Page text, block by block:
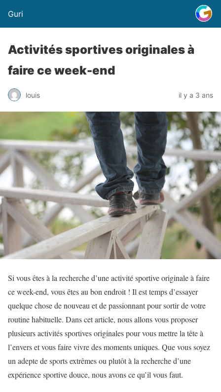
Guri
Activités sportives originales à
faire ce week-end
louis il y a 3 ans
Si vous êtes à la recherche d’une activité sportive originale à faire
ce week-end, vous êtes au bon endroit ! Il est temps d’essayer
quelque chose de nouveau et de passionnant pour sortir de votre
routine habituelle. Dans cet article, nous allons vous proposer
plusieurs activités sportives originales pour vous mettre la tête à
l’envers et vous faire vivre des moments uniques. Que vous soyez
un adepte de sports extrêmes ou plutôt à la recherche d’une
expérience sportive douce, nous avons ce qu’il vous faut.